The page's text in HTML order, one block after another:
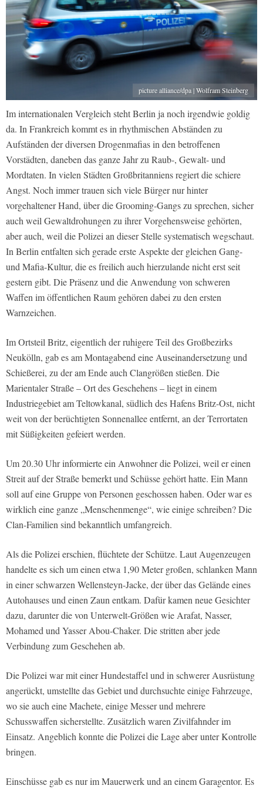
picture alliance/dpa | Wolfram Steinberg
Im internationalen Vergleich steht Berlin ja noch irgendwie goldig
da. In Frankreich kommt es in rhythmischen Abständen zu
Aufständen der diversen Drogenmafias in den betroffenen
Vorstädten, daneben das ganze Jahr zu Raub-, Gewalt- und
Mordtaten. In vielen Städten Großbritanniens regiert die schiere
Angst. Noch immer trauen sich viele Bürger nur hinter
vorgehaltener Hand, über die Grooming-Gangs zu sprechen, sicher
auch weil Gewaltdrohungen zu ihrer Vorgehensweise gehörten,
aber auch, weil die Polizei an dieser Stelle systematisch wegschaut.
In Berlin entfalten sich gerade erste Aspekte der gleichen Gang-
und Mafia-Kultur, die es freilich auch hierzulande nicht erst seit
gestern gibt. Die Präsenz und die Anwendung von schweren
Waffen im öffentlichen Raum gehören dabei zu den ersten
Warnzeichen.
Im Ortsteil Britz, eigentlich der ruhigere Teil des Großbezirks
Neukölln, gab es am Montagabend eine Auseinandersetzung und
Schießerei, zu der am Ende auch Clangrößen stießen. Die
Marientaler Straße – Ort des Geschehens – liegt in einem
Industriegebiet am Teltowkanal, südlich des Hafens Britz-Ost, nicht
weit von der berüchtigten Sonnenallee entfernt, an der Terrortaten
mit Süßigkeiten gefeiert werden.
Um 20.30 Uhr informierte ein Anwohner die Polizei, weil er einen
Streit auf der Straße bemerkt und Schüsse gehört hatte. Ein Mann
soll auf eine Gruppe von Personen geschossen haben. Oder war es
wirklich eine ganze „Menschenmenge“, wie einige schreiben? Die
Clan-Familien sind bekanntlich umfangreich.
Als die Polizei erschien, flüchtete der Schütze. Laut Augenzeugen
handelte es sich um einen etwa 1,90 Meter großen, schlanken Mann
in einer schwarzen Wellensteyn-Jacke, der über das Gelände eines
Autohauses und einen Zaun entkam. Dafür kamen neue Gesichter
dazu, darunter die von Unterwelt-Größen wie Arafat, Nasser,
Mohamed und Yasser Abou-Chaker. Die stritten aber jede
Verbindung zum Geschehen ab.
Die Polizei war mit einer Hundestaffel und in schwerer Ausrüstung
angerückt, umstellte das Gebiet und durchsuchte einige Fahrzeuge,
wo sie auch eine Machete, einige Messer und mehrere
Schusswaffen sicherstellte. Zusätzlich waren Zivilfahnder im
Einsatz. Angeblich konnte die Polizei die Lage aber unter Kontrolle
bringen.
Einschüsse gab es nur im Mauerwerk und an einem Garagentor. Es